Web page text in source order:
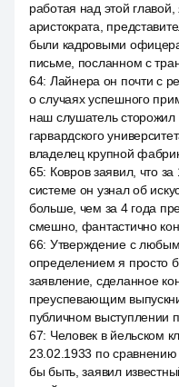
работая над этой
аристократа,
были кадровыми
письме, посланном с
64: Лайнера он почти с
о случаях успешного
наш слушатель
гарвардского
владелец крупной
65: Ковров заявил, что
системе он узнал об
больше, чем за 4 года
смешно, фантастично
66: Утверждение с
определением я просто
заявление, сделанное
преуспевающим
публичном выступлении
67: Человек в йельском
23.02.1933 по
бы быть, заявил